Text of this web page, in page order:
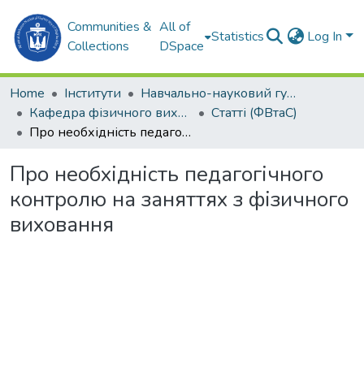
Communities &
Collections
All of
DSpace
Statistics Log In
Home Інститути
Навчально-науковий гуманітарний інститут (ННГІ)
Кафедра фізичного виховання та спорту (ФВтаС)
Статті (ФВтаС)
Про необхідність педагогічного контролю на заняттях з фізичного виховання
Про необхідність педагогічного
контролю на заняттях з фізичного
виховання